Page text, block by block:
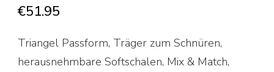
€51.95
Triangel Passform, Träger zum Schnüren,
herausnehmbare Softschalen, Mix & Match,